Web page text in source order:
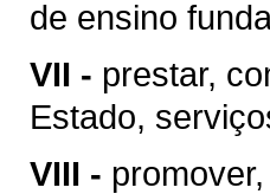
de ensino
VII - prestar,
Estado,
VIII -